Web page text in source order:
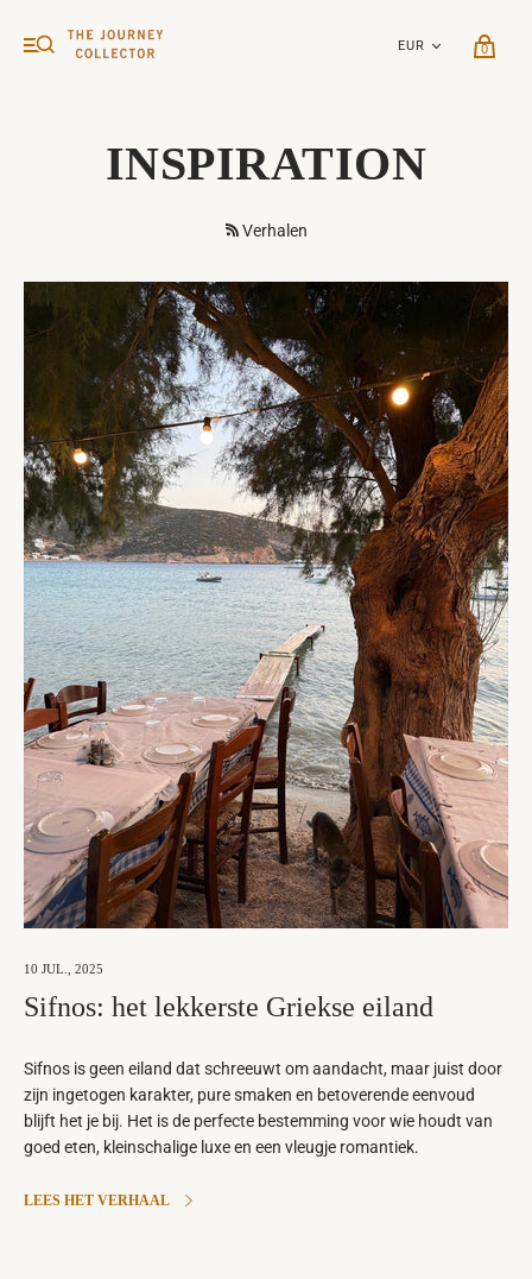
0
INSPIRATION
Verhalen
10 JUL., 2025
Sifnos: het lekkerste Griekse eiland
Sifnos is geen eiland dat schreeuwt om aandacht, maar juist door
zijn ingetogen karakter, pure smaken en betoverende eenvoud
blijft het je bij. Het is de perfecte bestemming voor wie houdt van
goed eten, kleinschalige luxe en een vleugje romantiek.
LEES HET VERHAAL